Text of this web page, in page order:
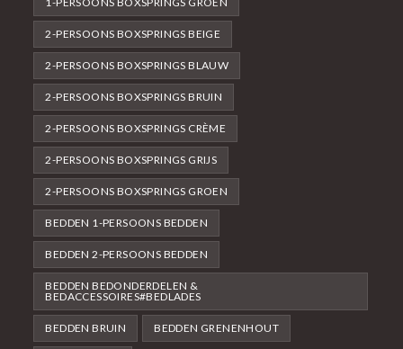
2-PERSOONS BOXSPRINGS BEIGE
2-PERSOONS BOXSPRINGS BLAUW
2-PERSOONS BOXSPRINGS BRUIN
2-PERSOONS BOXSPRINGS CRÈME
2-PERSOONS BOXSPRINGS GRIJS
2-PERSOONS BOXSPRINGS GROEN
BEDDEN 1-PERSOONS BEDDEN
BEDDEN 2-PERSOONS BEDDEN
BEDDEN BEDONDERDELEN &
BEDACCESSOIRES#BEDLADES
BEDDEN BRUIN BEDDEN GRENENHOUT